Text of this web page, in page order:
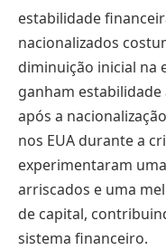
estabilidade
nacionalizados
diminuição inicial na
ganham
após a
nos EUA durante a
experimentaram
arriscados e uma
de capital,
sistema financeiro.